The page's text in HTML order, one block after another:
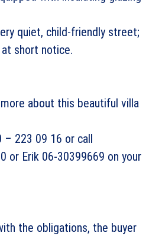
quiet, child-friendly street;
short notice.
about this beautiful villa
– 223 09 16 or call
or Erik 06-30399669 on your
the obligations, the buyer